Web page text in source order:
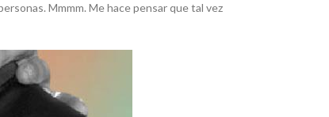
Mmmm. Me hace pensar que tal vez